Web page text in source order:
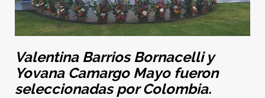
Valentina Barrios Bornacelli y
Yovana Camargo Mayo fueron
seleccionadas por Colombia.